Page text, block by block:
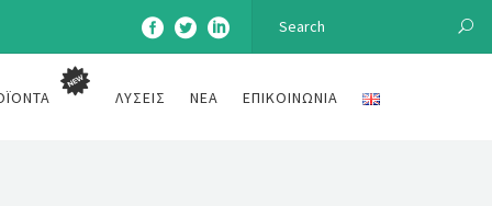
ΛΎΣΕΙΣ ΝΈΑ ΕΠΙΚΟΙΝΩΝΊΑ